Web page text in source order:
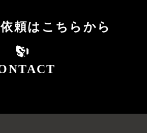
頼はこちらから